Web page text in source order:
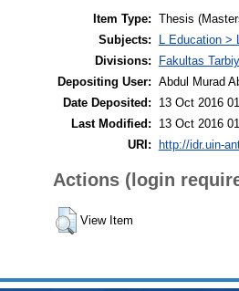
Item Type: Thesis
Subjects:
L Education >
Divisions:
Fakultas
Depositing User: Abdul Murad
Date Deposited:
13 Oct 2016
Last Modified:
13 Oct 2016
URI: http://idr.uin-
Actions (login
View Item